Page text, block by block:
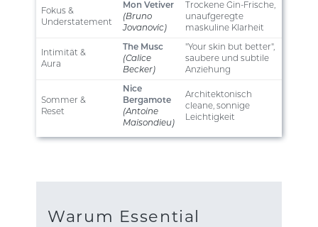
Fokus &
Understatement
Mon Vetiver
(Bruno
Jovanovic)
Trockene Gin-Frische,
unaufgeregte
maskuline Klarheit
Intimität &
Aura
The Musc
(Calice
Becker)
"Your skin but better",
saubere und subtile
Anziehung
Sommer &
Reset
Nice
Bergamote
(Antoine
Maisondieu)
Architektonisch
cleane, sonnige
Leichtigkeit
Warum Essential